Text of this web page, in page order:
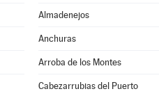
Almadenejos
Anchuras
Arroba de los Montes
Cabezarrubias del Puerto